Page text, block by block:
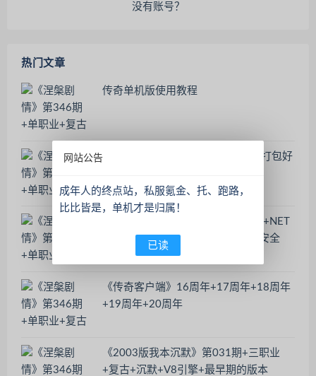
没有账号？
热门文章
传奇单机版使用教程
征途单机版本，需要虚拟机，一起打包好
《新手必看-游戏环境包》DLL修复+NET
运行库+微软运行库+防火墙+系统安全
Windows Defender
《传奇客户端》16周年+17周年+18周年
+19周年+20周年
《2003版我本沉默》第031期+三职业
+复古+沉默+V8引擎+最早期的版本
网站公告
成年人的终点站，私服氪金、托、跑路，
比比皆是，单机才是归属！
已读